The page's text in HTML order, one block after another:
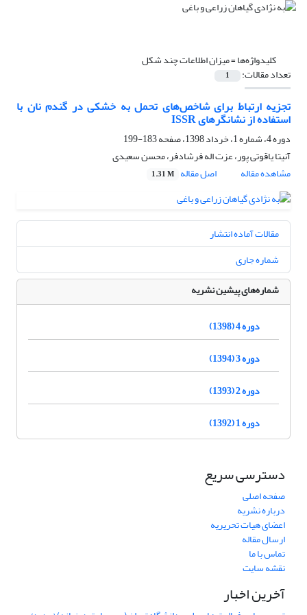
کلیدواژه‌ها =میزان اطلاعات چند شکل
تعداد مقالات: 1
تجزیه ارتباط برای شاخص‌های تحمل به خشکی در گندم نان با
استفاده از نشانگرهای ISSR
دوره 4، شماره 1، خرداد 1398، صفحه
183-199
آنیتا یاقوتی پور، عزت اله فرشادفر، محسن سعیدی
مشاهده مقاله
اصل مقاله 1.31 M
مقالات آماده انتشار
شماره جاری
شماره‌های پیشین نشریه
دوره 4 (1398)
دوره 3 (1394)
دوره 2 (1393)
دوره 1 (1392)
دسترسی سریع
صفحه اصلی
درباره نشریه
اعضای هیات تحریریه
ارسال مقاله
تماس با ما
نقشه سایت
آخرین اخبار